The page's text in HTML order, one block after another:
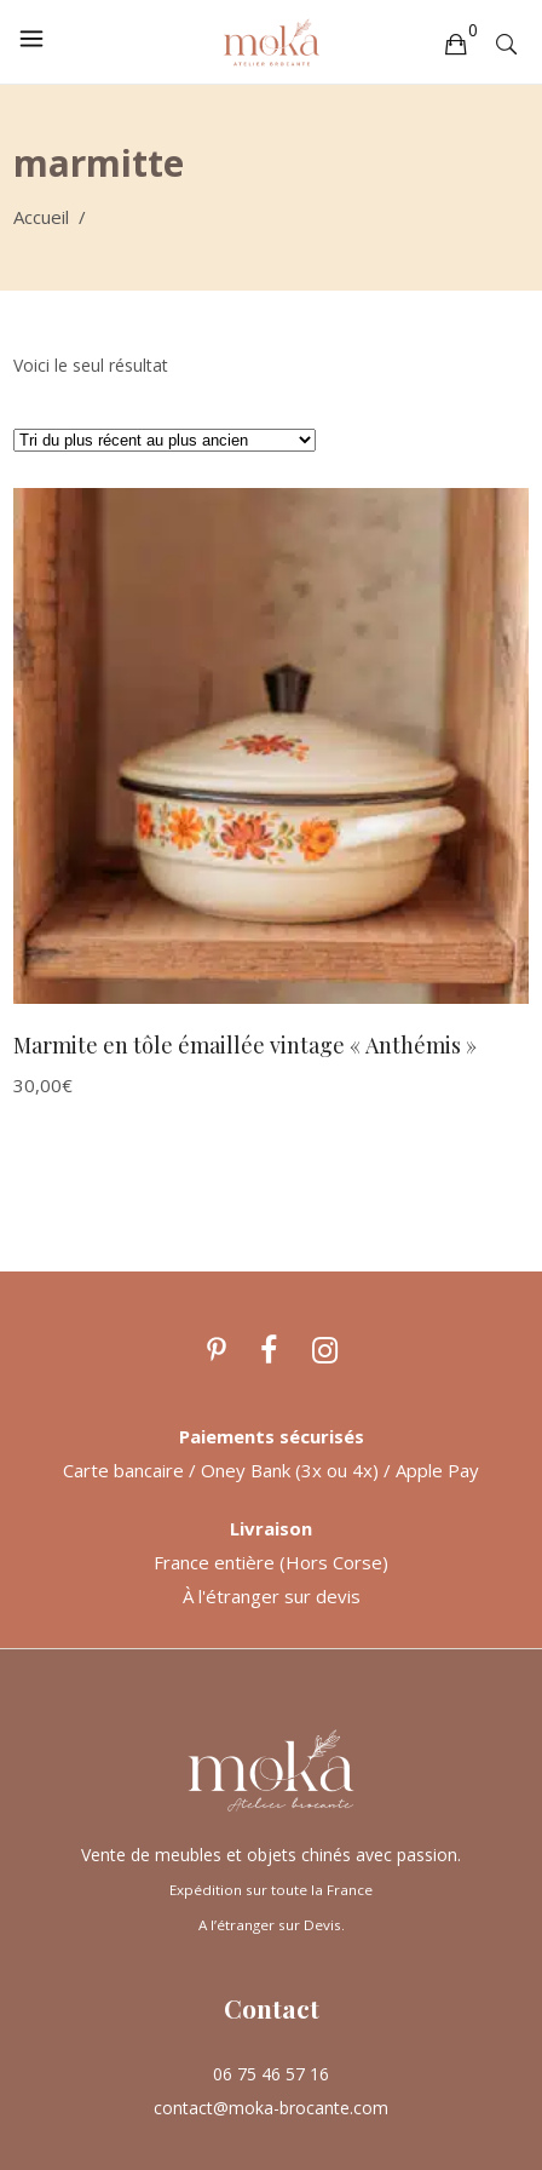
0
marmitte
Accueil /
Voici le seul résultat
AJOUTER AU PANIER
Marmite en tôle émaillée vintage « Anthémis »
30,00€
Vente de meubles et objets chinés avec passion.
Expédition sur toute la France
A l’étranger sur Devis.
Contact
06 75 46 57 16
contact@moka-brocante.com
Paiements sécurisés
Carte bancaire / Oney Bank (3x ou 4x) / Apple Pay
Livraison
France entière (Hors Corse)
À l'étranger sur devis